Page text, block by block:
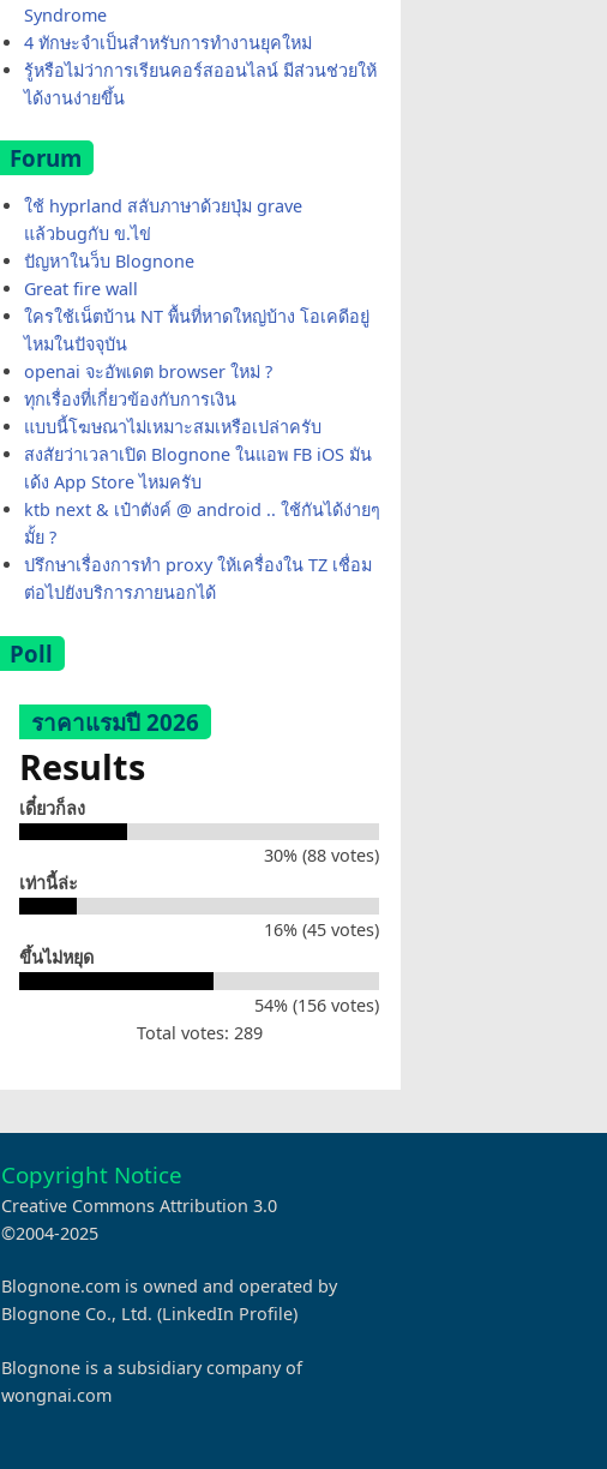
Syndrome
4 ทักษะจำเป็นสำหรับการทำงานยุคใหม่
รู้หรือไม่ว่าการเรียนคอร์สออนไลน์ มีส่วนช่วยให้
ได้งานง่ายขึ้น
Forum
ใช้ hyprland สลับภาษาด้วยปุ่ม grave
แล้วbugกับ ข.ไข่
ปัญหาในว็บ Blognone
Great fire wall
ใครใช้เน็ตบ้าน NT พื้นที่หาดใหญ่บ้าง โอเคดีอยู่
ไหมในปัจจุบัน
openai จะอัพเดต browser ใหม่ ?
ทุกเรื่องที่เกี่ยวข้องกับการเงิน
แบบนี้โฆษณาไม่เหมาะสมเหรือเปล่าครับ
สงสัยว่าเวลาเปิด Blognone ในแอพ FB iOS มัน
เด้ง App Store ไหมครับ
ktb next & เป๋าตังค์ @ android .. ใช้กันได้ง่ายๆ
มั้ย ?
ปรึกษาเรื่องการทำ proxy ให้เครื่องใน TZ เชื่อม
ต่อไปยังบริการภายนอกได้
Poll
ราคาแรมปี 2026
Results
เดี๋ยวก็ลง
30% (88 votes)
เท่านี้ล่ะ
16% (45 votes)
ขึ้นไม่หยุด
54% (156 votes)
Total votes: 289
Copyright Notice
Creative Commons Attribution 3.0
©2004-2025
Blognone.com is owned and operated by
Blognone Co., Ltd. (LinkedIn Profile)
Blognone is a subsidiary company of
wongnai.com